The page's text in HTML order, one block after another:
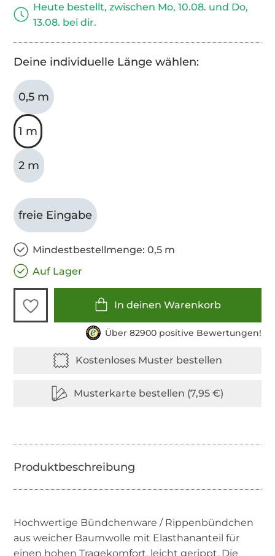
Heute bestellt, zwischen Mo, 10.08. und Do,
13.08. bei dir.
Deine individuelle Länge wählen:
0,5 m
1 m
2 m
freie Eingabe
Mindestbestellmenge: 0,5 m
Auf Lager
In deinen Warenkorb
Über 82900 positive Bewertungen!
Hochwertige Bündchenware / Rippenbündchen
aus weicher Baumwolle mit Elasthananteil für
einen hohen Tragekomfort, leicht gerippt. Die